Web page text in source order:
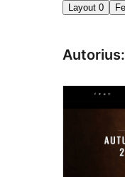
Layout 0